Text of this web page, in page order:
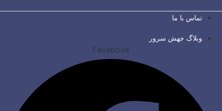
تماس با ما
وبلاگ جهش سرور
Facebook